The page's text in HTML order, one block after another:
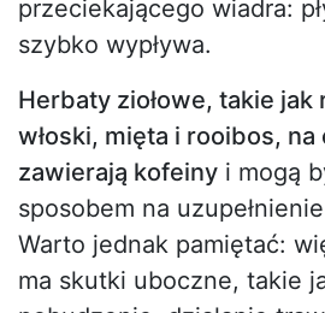
przeciekającego wiadra:
szybko wypływa.
Herbaty ziołowe, takie
włoski, mięta i rooibos, na
zawierają kofeiny i mogą
sposobem na
Warto jednak pamiętać:
ma skutki uboczne, takie